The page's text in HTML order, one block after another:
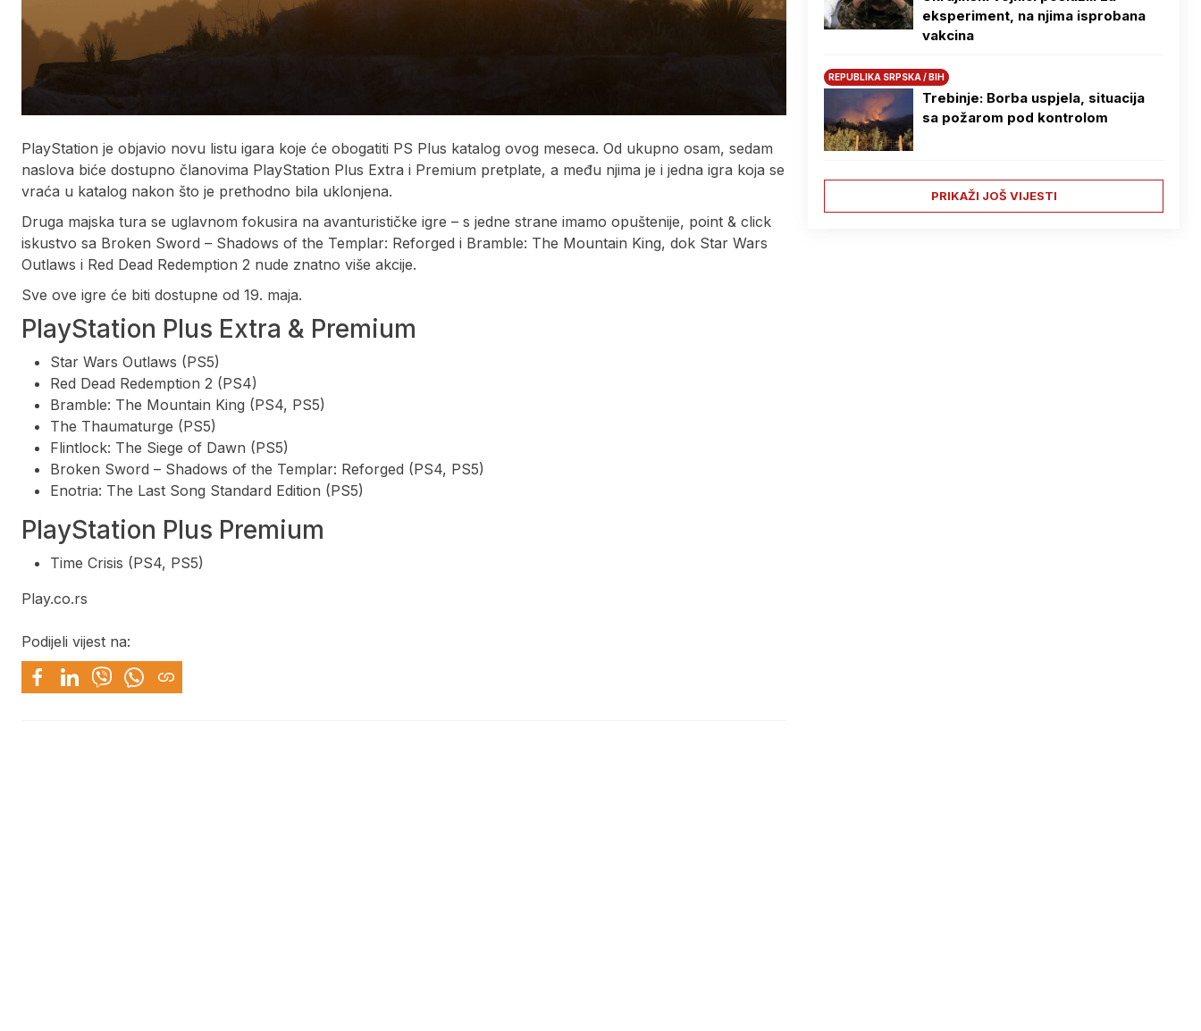
PlayStation je objavio novu listu igara koje će obogatiti PS Plus katalog ovog meseca. Od ukupno osam, sedam
naslova biće dostupno članovima PlayStation Plus Extra i Premium pretplate, a među njima je i jedna igra koja se
vraća u katalog nakon što je prethodno bila uklonjena.
Druga majska tura se uglavnom fokusira na avanturističke igre – s jedne strane imamo opuštenije, point & click
iskustvo sa Broken Sword – Shadows of the Templar: Reforged i Bramble: The Mountain King, dok Star Wars
Outlaws i Red Dead Redemption 2 nude znatno više akcije.
Sve ove igre će biti dostupne od 19. maja.
PlayStation Plus Extra & Premium
Star Wars Outlaws (PS5)
Red Dead Redemption 2 (PS4)
Bramble: The Mountain King (PS4, PS5)
The Thaumaturge (PS5)
Flintlock: The Siege of Dawn (PS5)
Broken Sword – Shadows of the Templar: Reforged (PS4, PS5)
Enotria: The Last Song Standard Edition (PS5)
PlayStation Plus Premium
Time Crisis (PS4, PS5)
Play.co.rs
Podijeli vijest na:
eksperiment, na njima isprobana
vakcina
REPUBLIKA SRPSKA / BIH
Trebinje: Borba uspjela, situacija
sa požarom pod kontrolom
PRIKAŽI JOŠ VIJESTI